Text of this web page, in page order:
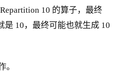
10 的算子，最终
是 10，最终可能也就生成 10
。